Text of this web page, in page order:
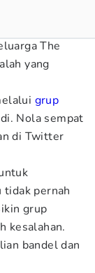
The
yang
grup
Nola sempat
di Twitter
pernah
grup
kesalahan.
bandel dan